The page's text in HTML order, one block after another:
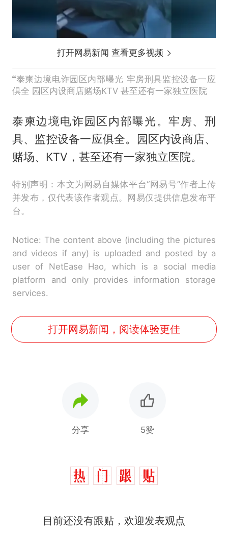
打开网易新闻 查看更多视频
泰柬边境电诈园区内部曝光 牢房刑具监控设备一应
俱全 园区内设商店赌场KTV 甚至还有一家独立医院
泰柬边境电诈园区内部曝光。牢房、刑
具、监控设备一应俱全。园区内设商店、
赌场、KTV，甚至还有一家独立医院。
特别声明：本文为网易自媒体平台“网易号”作者上传
并发布，仅代表该作者观点。网易仅提供信息发布平
台。
Notice: The content above (including the pictures
and videos if any) is uploaded and posted by a
user of NetEase Hao, which is a social media
platform and only provides information storage
services.
打开网易新闻，阅读体验更佳
分享 5赞
目前还没有跟贴，欢迎发表观点
因老师一句“跟我回家”改写了